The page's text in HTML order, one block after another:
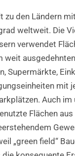
zu den Ländern
weltweit. Die
verwendet
weit
Supermärkte,
mit
Auch im
Flächen
„green field“